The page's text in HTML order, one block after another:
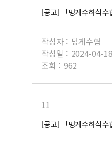
[공고] 「멍게수하식수
작성자 : 멍게수협
작성일 : 2024-04-18
조회 : 962
11
[공고] 「멍게수하식수